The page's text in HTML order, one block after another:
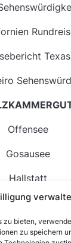
zu bieten,
zu speichern
Texas
Offensee
Gosausee
Hallstatt
See